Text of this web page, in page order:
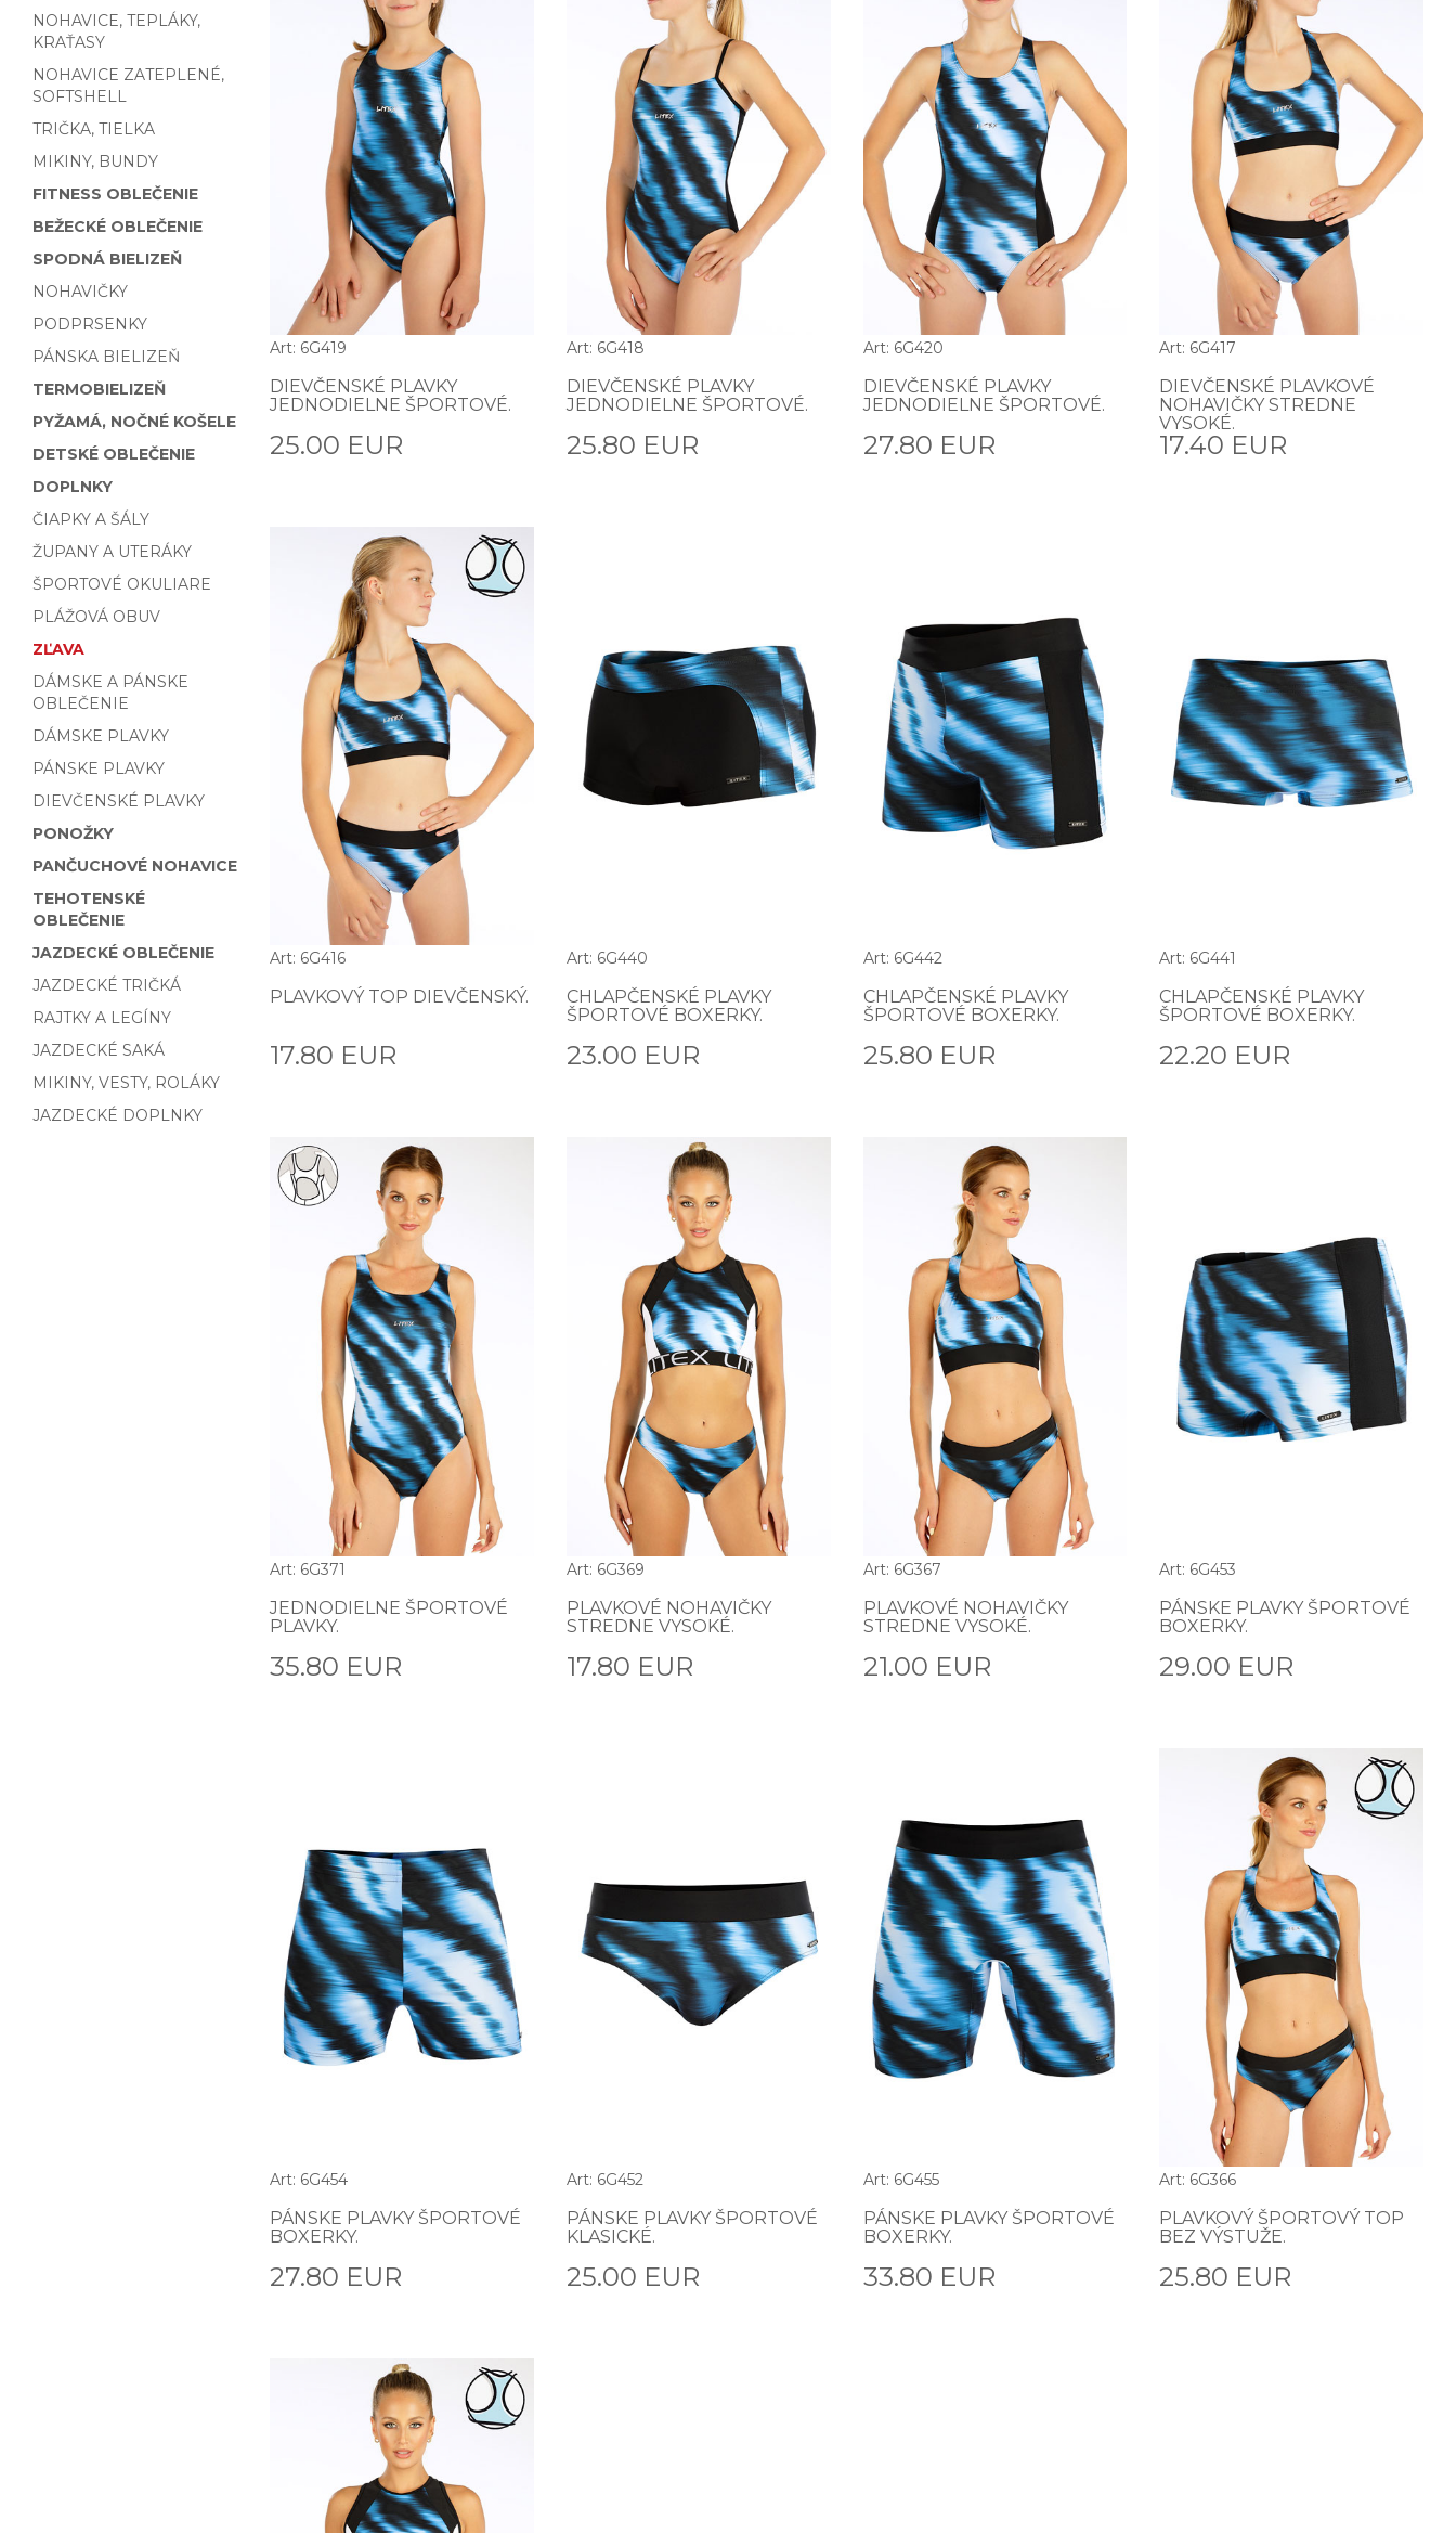
NOHAVICE, TEPLÁKY,
KRAŤASY
NOHAVICE ZATEPLENÉ,
SOFTSHELL
TRIČKA, TIELKA
MIKINY, BUNDY
FITNESS OBLEČENIE
BEŽECKÉ OBLEČENIE
SPODNÁ BIELIZEŇ
NOHAVIČKY
PODPRSENKY
PÁNSKA BIELIZEŇ
TERMOBIELIZEŇ
PYŽAMÁ, NOČNÉ KOŠELE
DETSKÉ OBLEČENIE
DOPLNKY
ČIAPKY A ŠÁLY
ŽUPANY A UTERÁKY
ŠPORTOVÉ OKULIARE
PLÁŽOVÁ OBUV
ZĽAVA
DÁMSKE A PÁNSKE
OBLEČENIE
DÁMSKE PLAVKY
PÁNSKE PLAVKY
DIEVČENSKÉ PLAVKY
PONOŽKY
PANČUCHOVÉ NOHAVICE
TEHOTENSKÉ
OBLEČENIE
JAZDECKÉ OBLEČENIE
JAZDECKÉ TRIČKÁ
RAJTKY A LEGÍNY
JAZDECKÉ SAKÁ
MIKINY, VESTY, ROLÁKY
JAZDECKÉ DOPLNKY
Art: 6G419
DIEVČENSKÉ PLAVKY
JEDNODIELNE ŠPORTOVÉ.
25.00 EUR
Art: 6G418
DIEVČENSKÉ PLAVKY
JEDNODIELNE ŠPORTOVÉ.
25.80 EUR
Art: 6G420
DIEVČENSKÉ PLAVKY
JEDNODIELNE ŠPORTOVÉ.
27.80 EUR
Art: 6G417
DIEVČENSKÉ PLAVKOVÉ
NOHAVIČKY STREDNE
VYSOKÉ.
17.40 EUR
Art: 6G416
PLAVKOVÝ TOP DIEVČENSKÝ.
17.80 EUR
Art: 6G440
CHLAPČENSKÉ PLAVKY
ŠPORTOVÉ BOXERKY.
23.00 EUR
Art: 6G442
CHLAPČENSKÉ PLAVKY
ŠPORTOVÉ BOXERKY.
25.80 EUR
Art: 6G441
CHLAPČENSKÉ PLAVKY
ŠPORTOVÉ BOXERKY.
22.20 EUR
Art: 6G371
JEDNODIELNE ŠPORTOVÉ
PLAVKY.
35.80 EUR
Art: 6G369
PLAVKOVÉ NOHAVIČKY
STREDNE VYSOKÉ.
17.80 EUR
Art: 6G367
PLAVKOVÉ NOHAVIČKY
STREDNE VYSOKÉ.
21.00 EUR
Art: 6G453
PÁNSKE PLAVKY ŠPORTOVÉ
BOXERKY.
29.00 EUR
Art: 6G454
PÁNSKE PLAVKY ŠPORTOVÉ
BOXERKY.
27.80 EUR
Art: 6G452
PÁNSKE PLAVKY ŠPORTOVÉ
KLASICKÉ.
25.00 EUR
Art: 6G455
PÁNSKE PLAVKY ŠPORTOVÉ
BOXERKY.
33.80 EUR
Art: 6G366
PLAVKOVÝ ŠPORTOVÝ TOP
BEZ VÝSTUŽE.
25.80 EUR